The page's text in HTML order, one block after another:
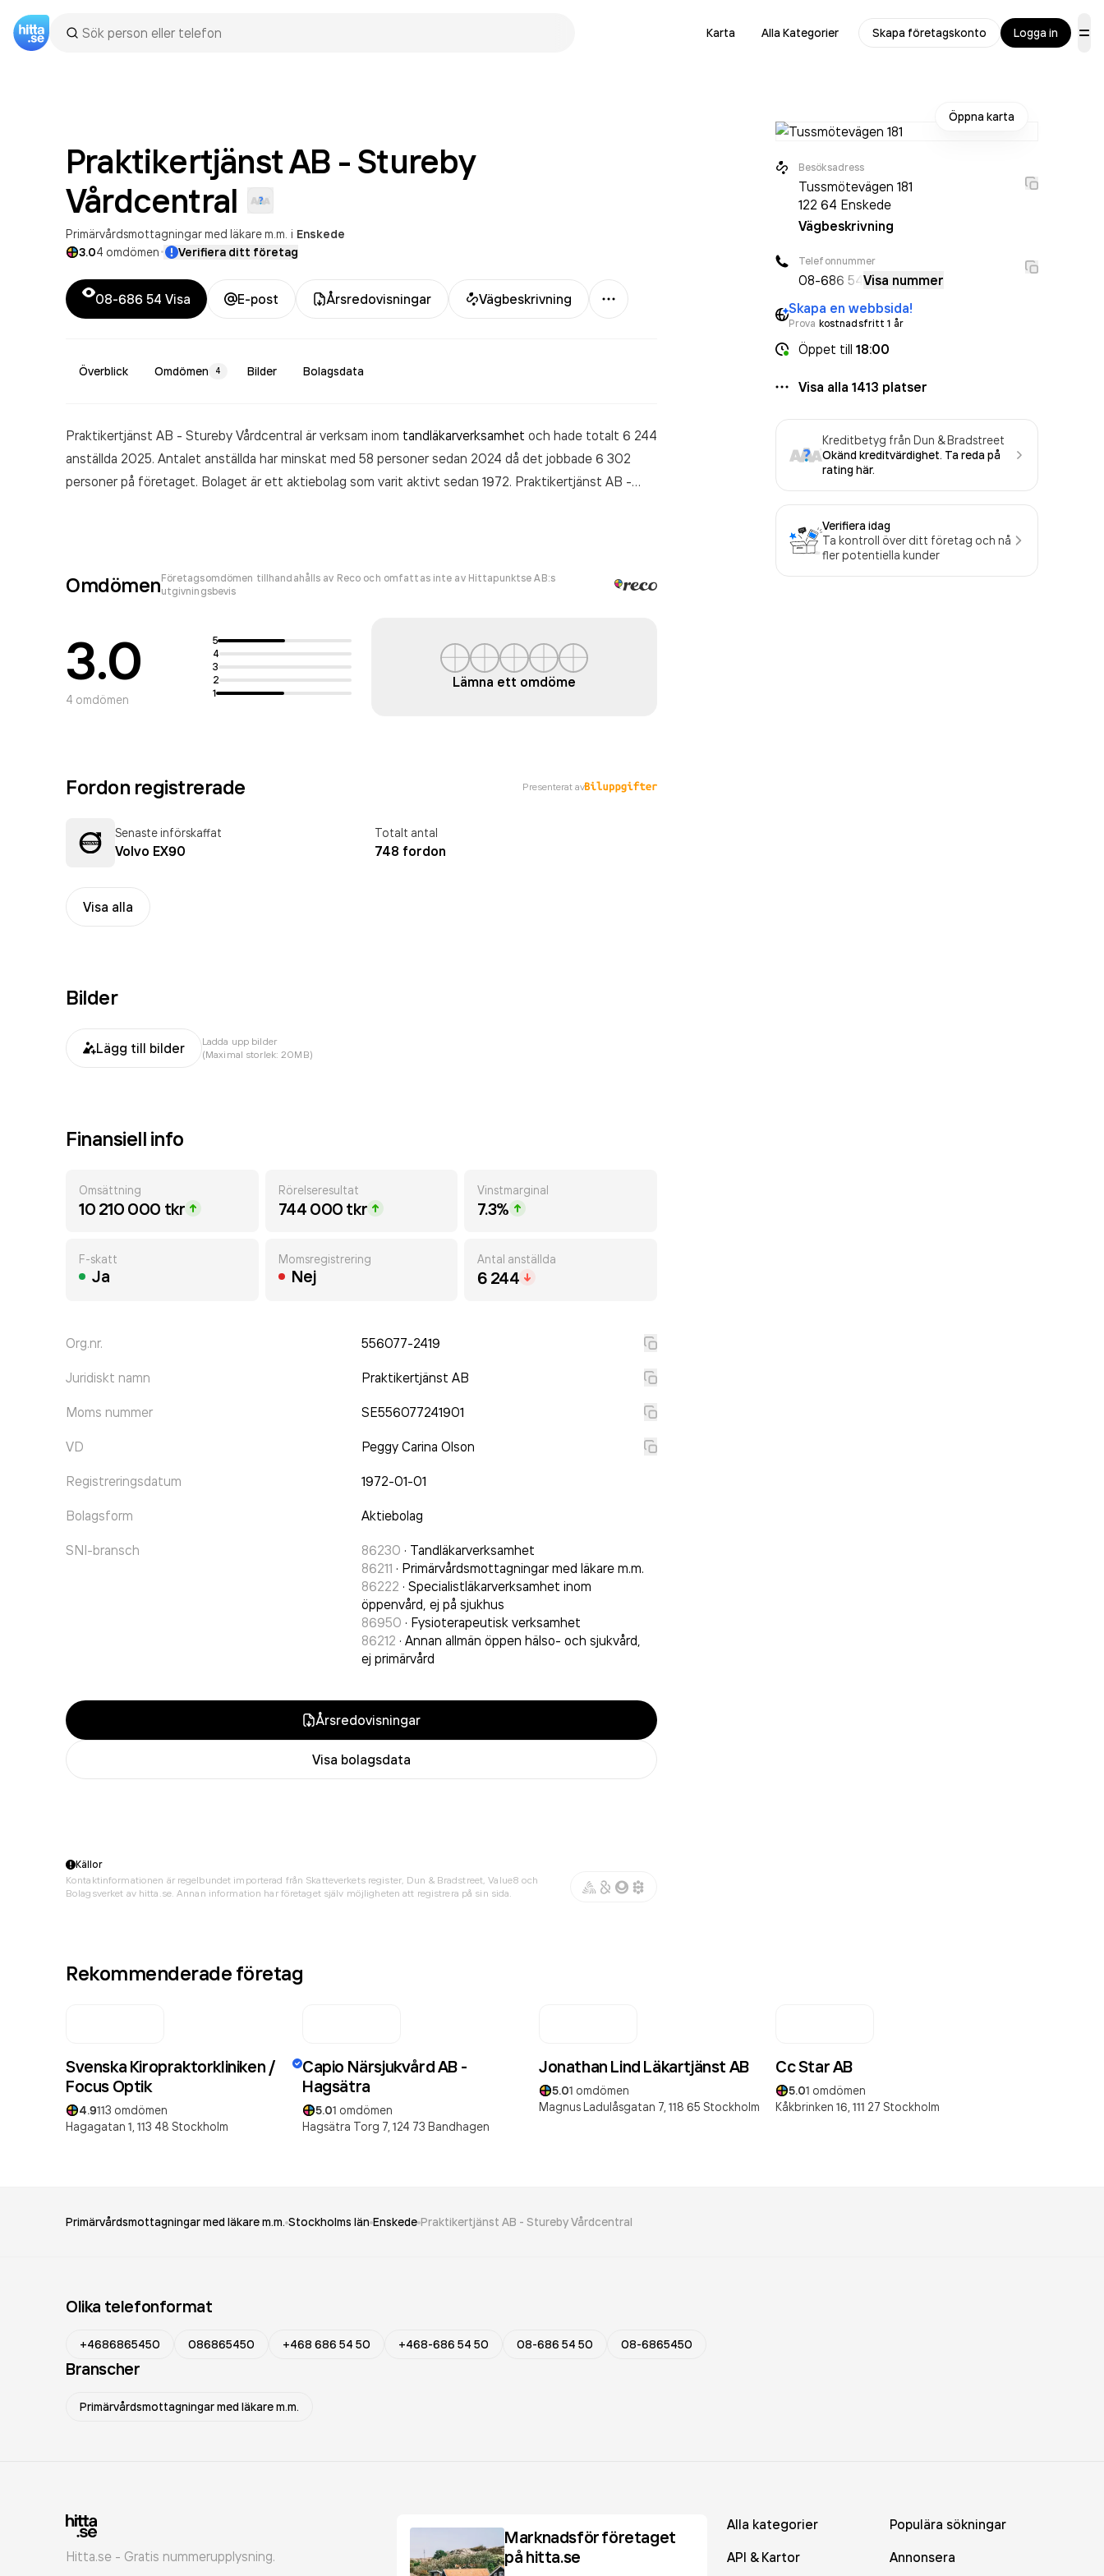
Karta Alla Kategorier Skapa företagskonto Logga in
Praktikertjänst AB - Stureby
Vårdcentral
Primärvårdsmottagningar med läkare m.m. i Enskede
3.04 omdömen· Verifiera ditt företag
08-686 54 Visa E-post Årsredovisningar Vägbeskrivning
Mer
Överblick Omdömen 4 Bilder Bolagsdata
Praktikertjänst AB - Stureby Vårdcentral är verksam inom tandläkarverksamhet och hade totalt 6 244
anställda 2025. Antalet anställda har minskat med 58 personer sedan 2024 då det jobbade 6 302
personer på företaget. Bolaget är ett aktiebolag som varit aktivt sedan 1972. Praktikertjänst AB -
OmdömenFöretagsomdömen tillhandahålls av Reco och omfattas inte av Hittapunktse AB:s
utgivningsbevis
3.0
4 omdömen
5
4
3
2
1
Lämna ett omdöme
Fordon registrerade Presenterat av
Senaste införskaffat
Volvo EX90
Totalt antal
748 fordon
Visa alla
Bilder
Lägg till bilder
Ladda upp bilder
(Maximal storlek: 20MB)
Finansiell info
Omsättning
10 210 000 tkr
Rörelseresultat
744 000 tkr
Vinstmarginal
7.3%
F-skatt
Ja
Momsregistrering
Nej
Antal anställda
6 244
Org.nr. 556077-2419
Juridiskt namn Praktikertjänst AB
Moms nummer SE556077241901
VD Peggy Carina Olson
Registreringsdatum 1972-01-01
Bolagsform Aktiebolag
SNI-bransch 86230 · Tandläkarverksamhet
86211 · Primärvårdsmottagningar med läkare m.m.
86222 · Specialistläkarverksamhet inom
öppenvård, ej på sjukhus
86950 · Fysioterapeutisk verksamhet
86212 · Annan allmän öppen hälso- och sjukvård,
ej primärvård
Årsredovisningar
Visa bolagsdata
Öppna karta
Besöksadress
Tussmötevägen 181
122 64 Enskede
Vägbeskrivning
Telefonnummer
08-686 54 Visa nummer
Skapa en webbsida!
Prova kostnadsfritt 1 år
Öppet till 18:00
Visa alla 1413 platser
Kreditbetyg från Dun & Bradstreet
Okänd kreditvärdighet. Ta reda på
rating här.
Verifiera idag
Ta kontroll över ditt företag och nå
fler potentiella kunder
Källor
Kontaktinformationen är regelbundet importerad från Skatteverkets register, Dun & Bradstreet, Value8 och
Bolagsverket av hitta.se. Annan information har företaget själv möjligheten att registrera på sin sida.
Rekommenderade företag
Svenska Kiropraktorkliniken /
Focus Optik
4.9113 omdömen
Hagagatan 1, 113 48 Stockholm
Capio Närsjukvård AB -
Hagsätra
5.01 omdömen
Hagsätra Torg 7, 124 73 Bandhagen
Jonathan Lind Läkartjänst AB
5.01 omdömen
Magnus Ladulåsgatan 7, 118 65 Stockholm
Cc Star AB
5.01 omdömen
Kåkbrinken 16, 111 27 Stockholm
Primärvårdsmottagningar med läkare m.m. Stockholms län Enskede Praktikertjänst AB - Stureby Vårdcentral
Olika telefonformat
+4686865450 086865450 +468 686 54 50 +468-686 54 50 08-686 54 50 08-6865450
Branscher
Primärvårdsmottagningar med läkare m.m.
Hitta.se - Gratis nummerupplysning.
Marknadsför företaget
på hitta.se
Alla kategorier
Populära sökningar
API & Kartor
Annonsera